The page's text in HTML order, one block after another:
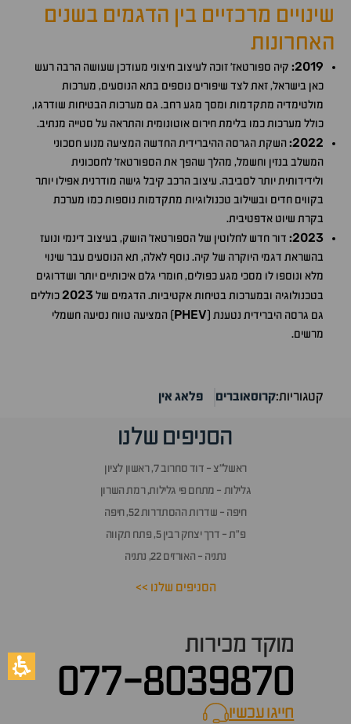
שינויים מרכזיים בין הדגמים בשנים
האחרונות
2019
: קיה ספורטאז׳ זוכה לעיצוב חיצוני מעודכן שעושה הרבה רעש
כאן בישראל, זאת לצד שיפורים נוספים בתא הנוסעים, מערכות
מולטימדיה מתקדמות ומסך מגע רחב. גם מערכות הבטיחות שודרגו,
כולל מערכות כמו בלימת חירום אוטונומית והתראה על סטייה מנתיב.
2022
:השקת הגרסה ההיברידית החדשה המציעה מנוע חסכוני
המשלב בנזין וחשמל, מהלך שהפך את הספורטאז' לחסכונית
ולידידותית יותר לסביבה. עיצוב הרכב קיבל גישה מודרנית אפילו יותר
בקווים חדים ובשילוב טכנולוגיות מתקדמות נוספות כמו מערכת
בקרת שיוט אדפטיבית.
2023
: דור חדש לחלוטין של הספורטאז' הושק, בעיצוב דינמי ונועז
בהשראת דגמי היוקרה של קיה. נוסף לאלה, תא הנוסעים עבר שינוי
מלא ונוספו לו מסכי מגע כפולים, חומרי גלם איכותיים יותר ושדרוגים
בטכנולוגיה ובמערכות בטיחות אקטיביות. הדגמים של2023כוללים
גם גרסה היברידית נטענת (PHEV) המציעה טווח נסיעה חשמלי
מרשים.
קטגוריות:קרוסאוברים פלאג אין
הסניפים שלנו
ראשל״צ - דוד סחרוב 7, ראשון לציון
גלילות - מתחם פי גלילות, רמת השרון
חיפה - שדרות ההסתדרות 52, חיפה
פ״ת - דרך יצחק רבין 5, פתח תקווה
נתניה - האורזים 22, נתניה
הסניפים שלנו >>
מוקד מכירות
077-8039870
חייגו עכשיוcall now